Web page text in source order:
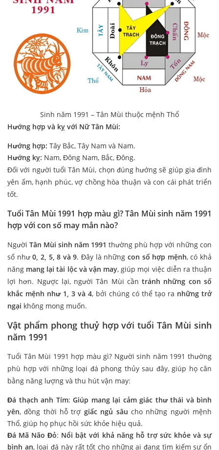
Sinh năm 1991 – Tân Mùi thuộc mệnh Thổ
Hướng hợp và kỵ với Nữ Tân Mùi:
Hướng hợp: Tây Bắc, Tây Nam và Nam.
Hướng kỵ: Nam, Đông Nam, Bắc, Đông.
Đối với người tuổi Tân Mùi, chọn đúng hướng sẽ giúp gia đình
yên ấm, hạnh phúc, vợ chồng hòa thuận và con cái phát triển
tốt.
Tuổi Tân Mùi 1991 hợp màu gì? Tân Mùi sinh năm 1991
hợp với con số may mắn nào?
Người Tân Mùi sinh năm 1991 thường phù hợp với những con
số như0, 2, 5, 8 và 9. Đây là những con số hợp mệnh, có khả
năng mang lại tài lộc và vận may, giúp mọi việc diễn ra thuận
lợi hơn. Ngược lại, người Tân Mùi cầntránh những con số
khắc mệnh như 1, 3 và 4, bởi chúng có thể tạo ra những trở
ngại không mong muốn.
Vật phẩm phong thuỷ hợp với tuổi Tân Mùi sinh
năm 1991
Tuổi Tân Mùi 1991 hợp màu gì? Người sinh năm 1991 thường
phù hợp với những loại đá phong thủy sau đây, giúp họ cân
bằng năng lượng và thu hút vận may:
Đá thạch anh Tím: Giúp mang lại cảm giác thư thái và bình
yên, đồng thời hỗ trợ giấc ngủ sâu cho những người mệnh
Thổ, giúp họ phục hồi sức khỏe hiệu quả.
Đá Mã Não Đỏ: Nổi bật với khả năng hỗ trợ sức khỏe và sự
bình an, loại đá này rất tốt cho những ai đang tìm kiếm sự ổn